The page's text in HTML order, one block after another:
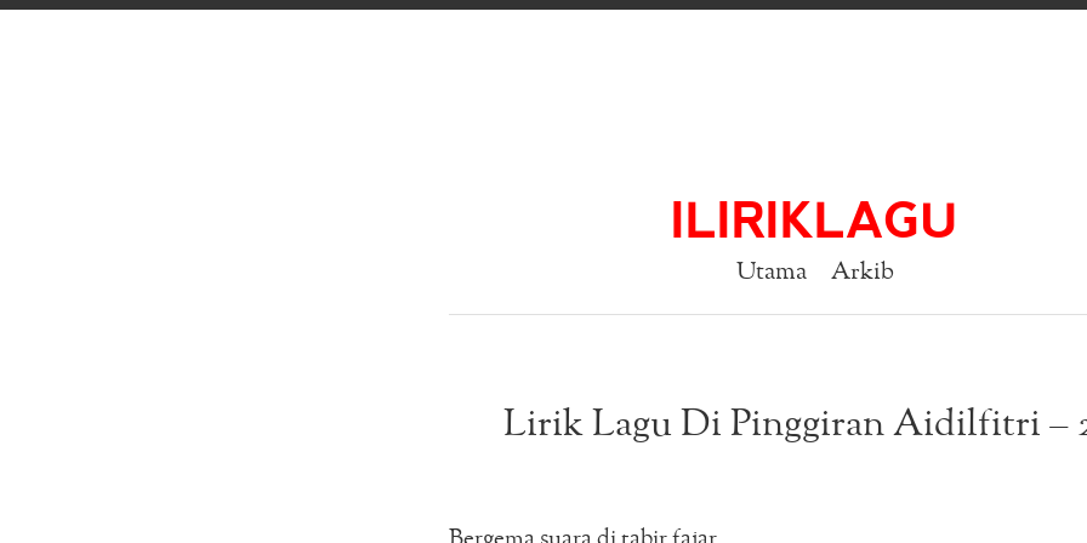
ILIRIKLAGU
Utama Arkib
Lirik Lagu Di Pinggiran Aidilfitri –
Bergema suara di tabir fajar